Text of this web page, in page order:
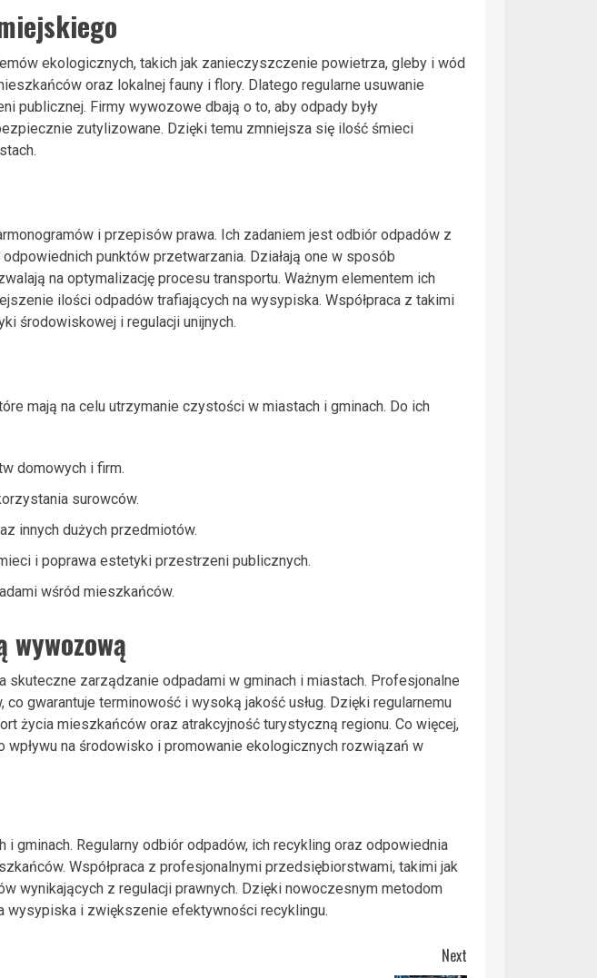
ekologicznych, takich jak zanieczyszczenie powietrza, gleby i wód
oraz lokalnej fauny i flory. Dlatego regularne usuwanie
publicznej. Firmy wywozowe dbają o to, aby odpady były
zutylizowane. Dzięki temu zmniejsza się ilość śmieci
i przepisów prawa. Ich zadaniem jest odbiór odpadów z
punktów przetwarzania. Działają one w sposób
na optymalizację procesu transportu. Ważnym elementem ich
ilości odpadów trafiających na wysypiska. Współpraca z takimi
środowiskowej i regulacji unijnych.
mają na celu utrzymanie czystości w miastach i gminach. Do ich
domowych i firm.
surowców.
innych dużych przedmiotów.
i poprawa estetyki przestrzeni publicznych.
wśród mieszkańców.
skuteczne zarządzanie odpadami w gminach i miastach. Profesjonalne
gwarantuje terminowość i wysoką jakość usług. Dzięki regularnemu
życia mieszkańców oraz atrakcyjność turystyczną regionu. Co więcej,
na środowisko i promowanie ekologicznych rozwiązań w
Regularny odbiór odpadów, ich recykling oraz odpowiednia
Współpraca z profesjonalnymi przedsiębiorstwami, takimi jak
wynikających z regulacji prawnych. Dzięki nowoczesnym metodom
wysypiska i zwiększenie efektywności recyklingu.
Next